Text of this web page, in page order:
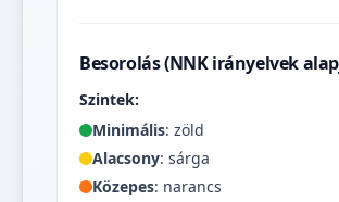
Besorolás (NNK irányelvek
Szintek:
Minimális: zöld
Alacsony: sárga
Közepes: narancs